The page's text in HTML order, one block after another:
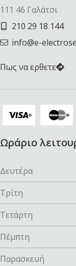
111 46 Γαλάτσι
210 29 18 144
info@e-
Πως να ερθετε
Ωράριο
Δευτέρα
Τρίτη
Τετάρτη
Πέμπτη
Παρασκευή